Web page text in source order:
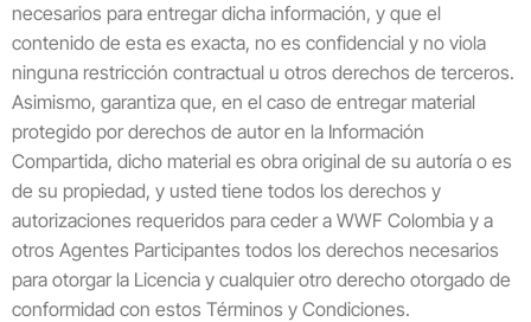
necesarios para entregar dicha información, y que el
contenido de esta es exacta, no es confidencial y no viola
ninguna restricción contractual u otros derechos de terceros.
Asimismo, garantiza que, en el caso de entregar material
protegido por derechos de autor en la Información
Compartida, dicho material es obra original de su autoría o es
de su propiedad, y usted tiene todos los derechos y
autorizaciones requeridos para ceder a WWF Colombia y a
otros Agentes Participantes todos los derechos necesarios
para otorgar la Licencia y cualquier otro derecho otorgado de
conformidad con estos Términos y Condiciones.